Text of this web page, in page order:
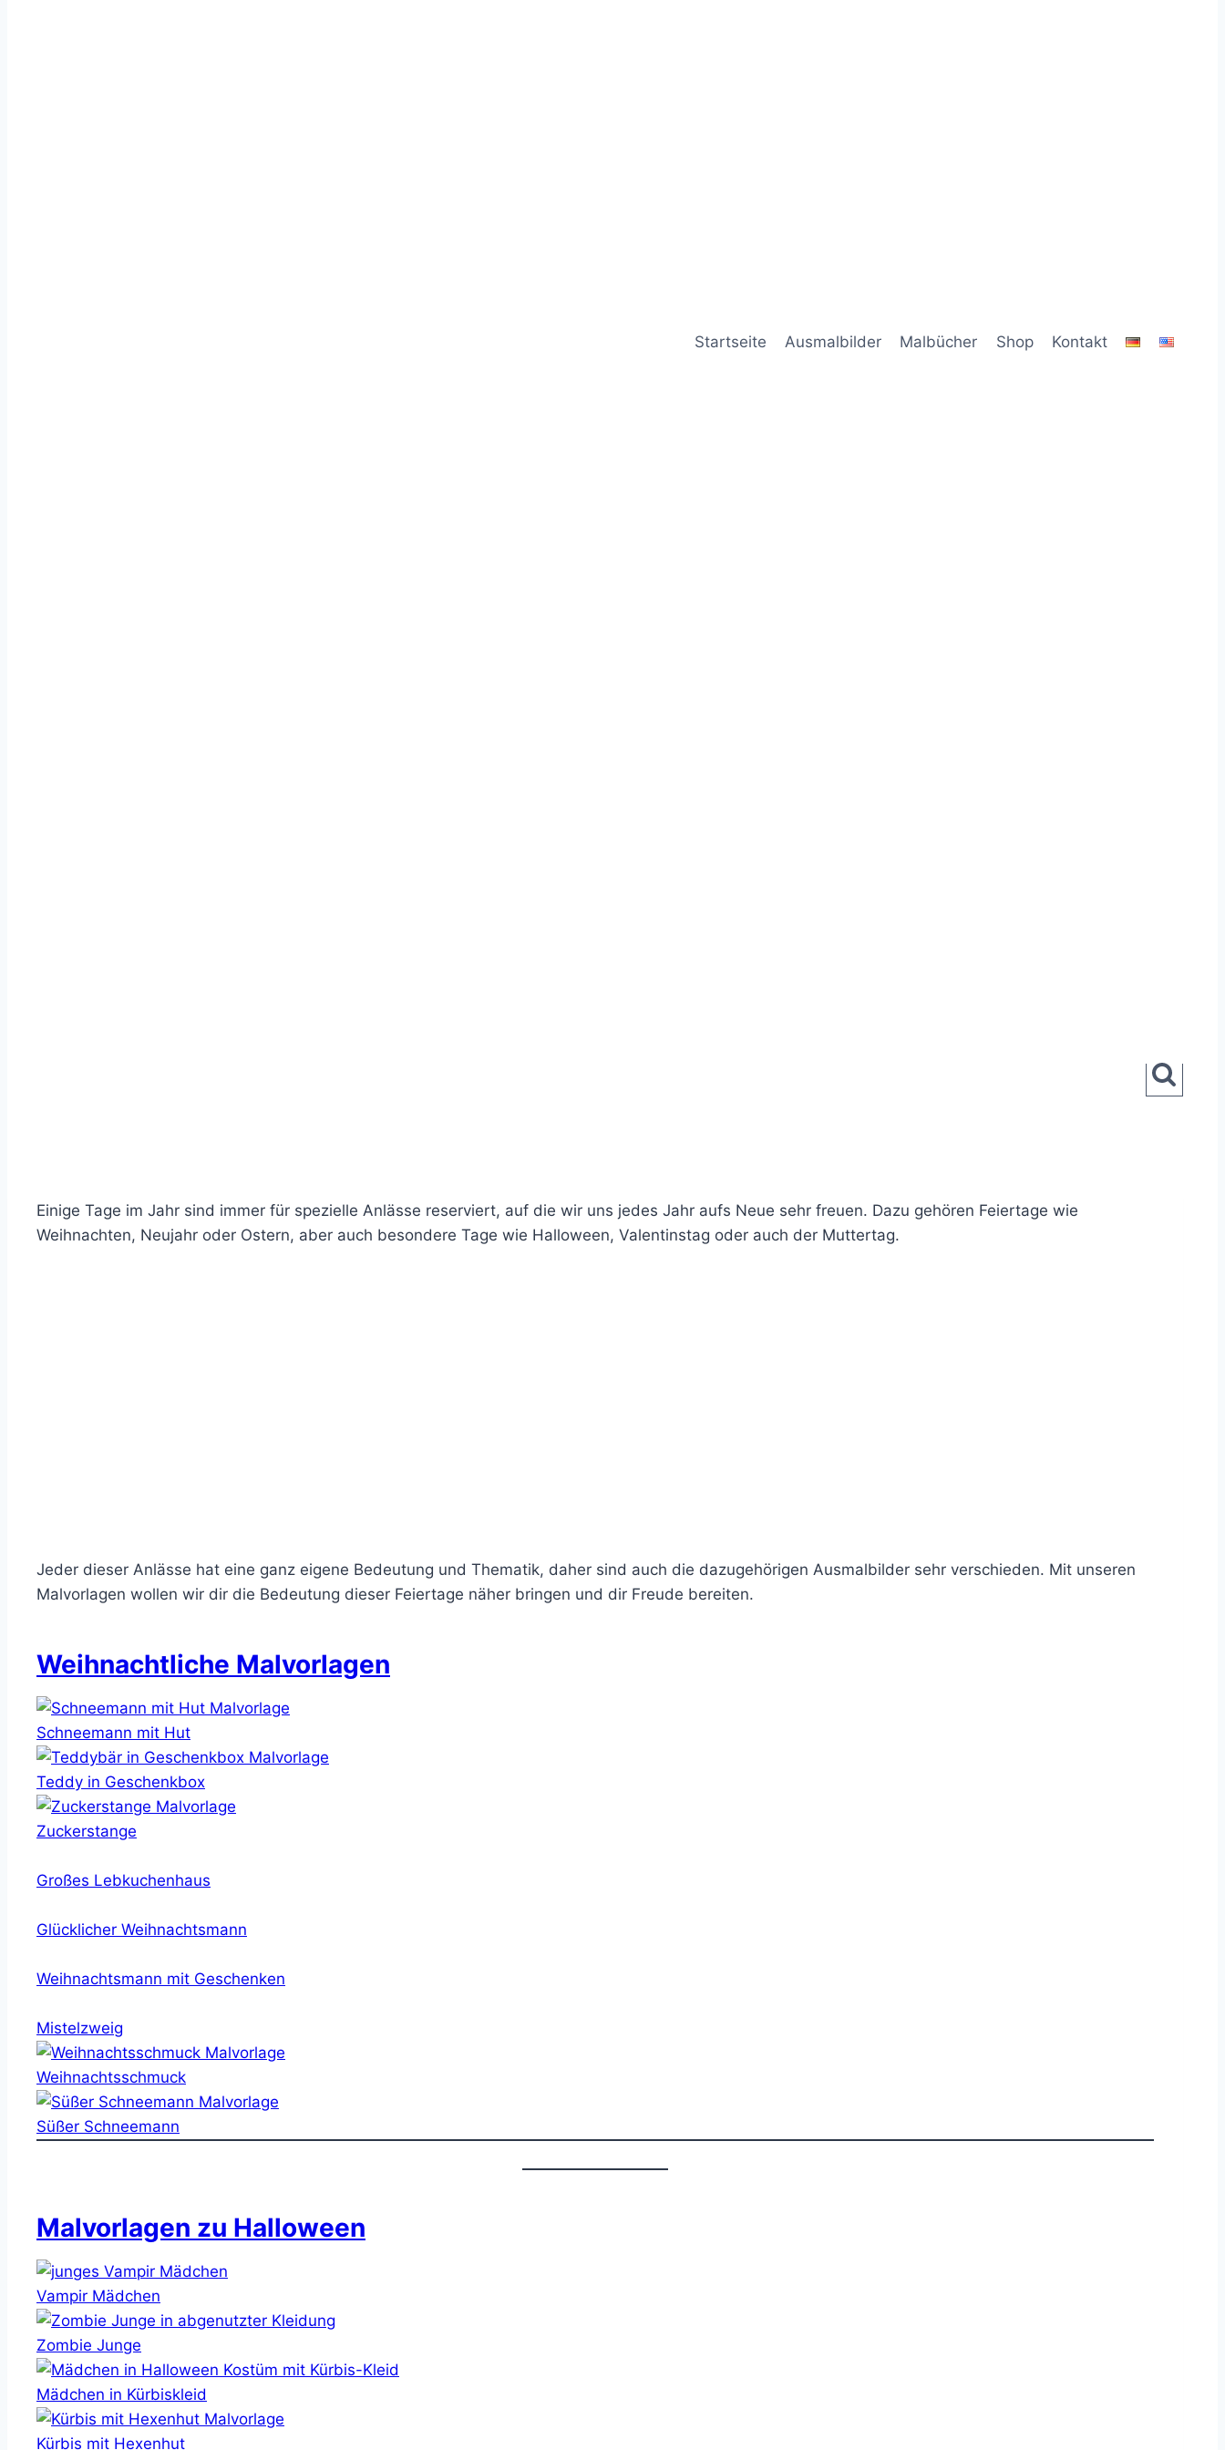
Startseite Ausmalbilder Malbücher Shop Kontakt
Einige Tage im Jahr sind immer für spezielle Anlässe reserviert, auf die wir uns jedes Jahr aufs Neue sehr freuen. Dazu gehören Feiertage wie
Weihnachten, Neujahr oder Ostern, aber auch besondere Tage wie Halloween, Valentinstag oder auch der Muttertag.
Jeder dieser Anlässe hat eine ganz eigene Bedeutung und Thematik, daher sind auch die dazugehörigen Ausmalbilder sehr verschieden. Mit unseren
Malvorlagen wollen wir dir die Bedeutung dieser Feiertage näher bringen und dir Freude bereiten.
Weihnachtliche Malvorlagen
Schneemann mit Hut
Teddy in Geschenkbox
Zuckerstange
Großes Lebkuchenhaus
Glücklicher Weihnachtsmann
Weihnachtsmann mit Geschenken
Mistelzweig
Weihnachtsschmuck
Süßer Schneemann
Malvorlagen zu Halloween
Vampir Mädchen
Zombie Junge
Mädchen in Kürbiskleid
Kürbis mit Hexenhut